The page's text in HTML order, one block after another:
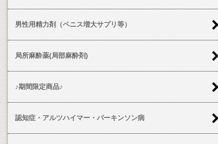
男性用精力剤（ペニス増大サプリ等）
局所麻酔薬(局部麻酔剤)
♪期間限定商品♪
認知症・アルツハイマー・パーキンソン病